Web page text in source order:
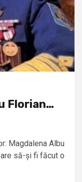
Florian…
Magdalena Albu
să-și fi făcut o